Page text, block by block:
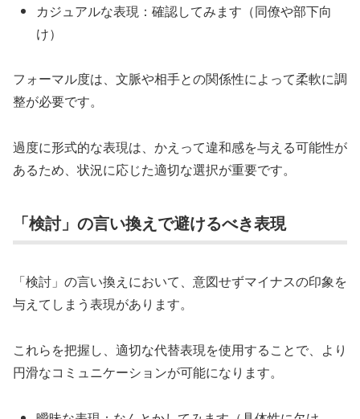
カジュアルな表現：確認してみます（同僚や部下向
け）
フォーマル度は、文脈や相手との関係性によって柔軟に調
整が必要です。
過度に形式的な表現は、かえって違和感を与える可能性が
あるため、状況に応じた適切な選択が重要です。
「検討」の言い換えで避けるべき表現
「検討」の言い換えにおいて、意図せずマイナスの印象を
与えてしまう表現があります。
これらを把握し、適切な代替表現を使用することで、より
円滑なコミュニケーションが可能になります。